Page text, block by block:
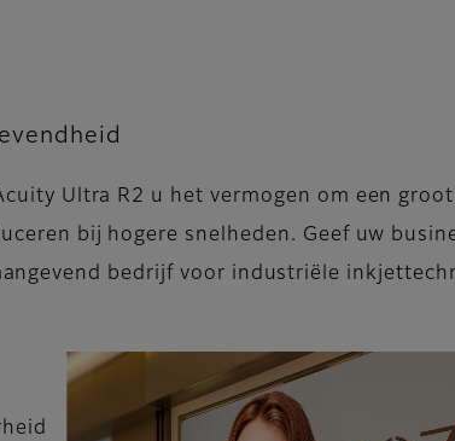
Ultra R2 u het vermogen om een groot
bij hogere snelheden. Geef uw
bedrijf voor industriële